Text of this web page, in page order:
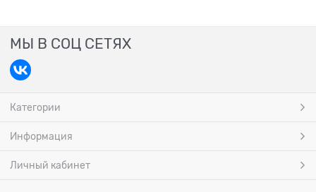
МЫ В СОЦ СЕТЯХ
Категории
Информация
Личный кабинет